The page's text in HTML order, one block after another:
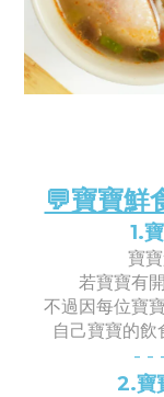
💬寶寶鮮
1.
寶
若寶寶有
不過因每位寶
自己寶寶的飲
- -
2.寶